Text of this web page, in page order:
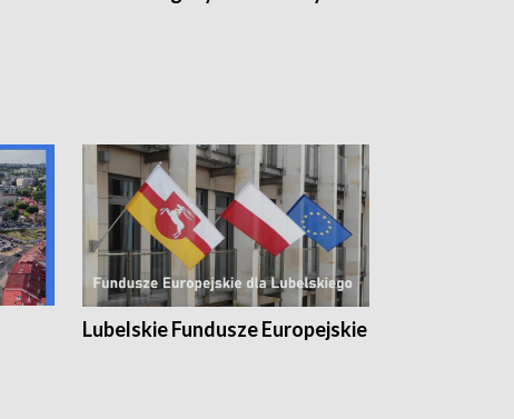
Lubelskie Fundusze Europejskie